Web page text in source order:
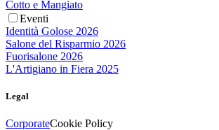
Cotto e Mangiato
Eventi
Identità Golose 2026
Salone del Risparmio 2026
Fuorisalone 2026
L'Artigiano in Fiera 2025
Legal
CorporateCookie Policy